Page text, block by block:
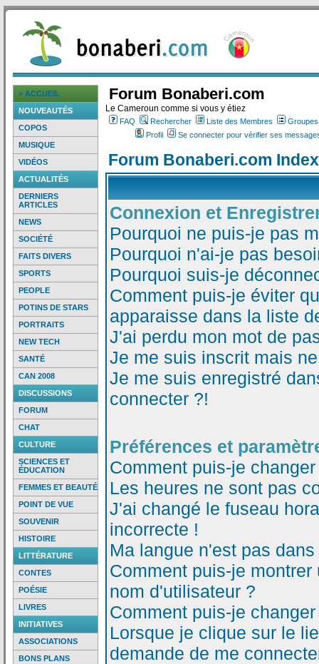
> ACCUEIL
NOUVEAUTÉS
COPOS
MUSIQUE
VIDÉOS
ACTUALITÉS
DERNIERS
ARTICLES
NEWS
SOCIÉTÉ
FAITS DIVERS
SPORTS
PEOPLE
POTINS DE STARS
PORTRAITS
NEW TECH
SANTÉ
CAN 2008
DISCUSSIONS
FORUM
CHAT
CULTURE
SCIENCES ET
ÉDUCATION
FEMMES ET BEAUTÉ
POINT DE VUE
SOUVENIR
HISTOIRE
LITTÉRATURE
CONTES
POÉSIE
LIVRES
INITIATIVES
ASSOCIATIONS
BONS PLANS
Forum Bonaberi.com
Le Cameroun comme si vous y étiez
FAQ Rechercher Liste des Membres
Profil
Se connecter pour vérifier ses
Forum Bonaberi.com
Connexion et
Pourquoi ne puis-je pas
Pourquoi n'ai-je pas
Pourquoi suis-je
Comment puis-je éviter
apparaisse dans la liste
J'ai perdu mon mot de
Je me suis inscrit mais
Je me suis enregistré
connecter ?!
Préférences et
Comment puis-je
Les heures ne sont pas
J'ai changé le fuseau
incorrecte !
Ma langue n'est pas
Comment puis-je
nom d'utilisateur ?
Comment puis-je
Lorsque je clique sur le
demande de me